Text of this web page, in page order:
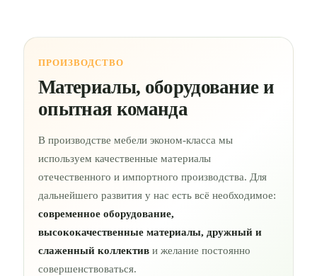
ПРОИЗВОДСТВО
Материалы, оборудование и
опытная команда
В производстве мебели эконом-класса мы
используем качественные материалы
отечественного и импортного производства. Для
дальнейшего развития у нас есть всё необходимое:
современное оборудование,
высококачественные материалы, дружный и
слаженный коллектив и желание постоянно
совершенствоваться.